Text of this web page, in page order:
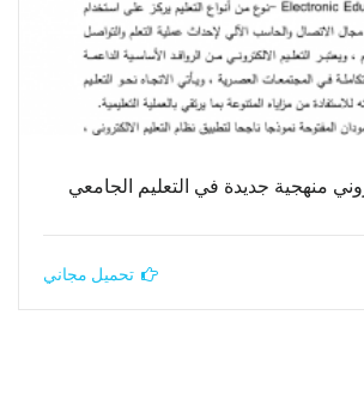
منهجية جديدة في التعليم الجامعي
تحميل مجاني